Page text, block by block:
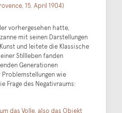
15. April 1904)
vorhergesehen hatte,
mit seinen Darstellungen
und leitete die Klassische
Stillleben fanden
Generationen
wie
Frage des Negativraums:
das Volle, also das Objekt